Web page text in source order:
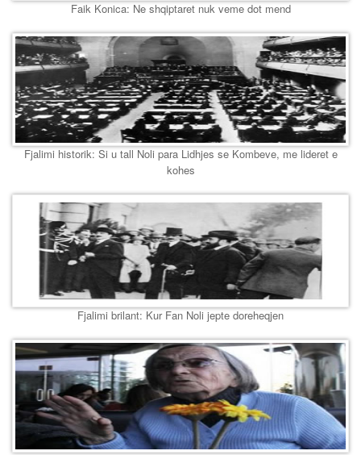
Faik Konica: Ne shqiptaret nuk veme dot mend
Fjalimi historik: Si u tall Noli para Lidhjes se Kombeve, me lideret e
kohes
Fjalimi brilant: Kur Fan Noli jepte doreheqjen